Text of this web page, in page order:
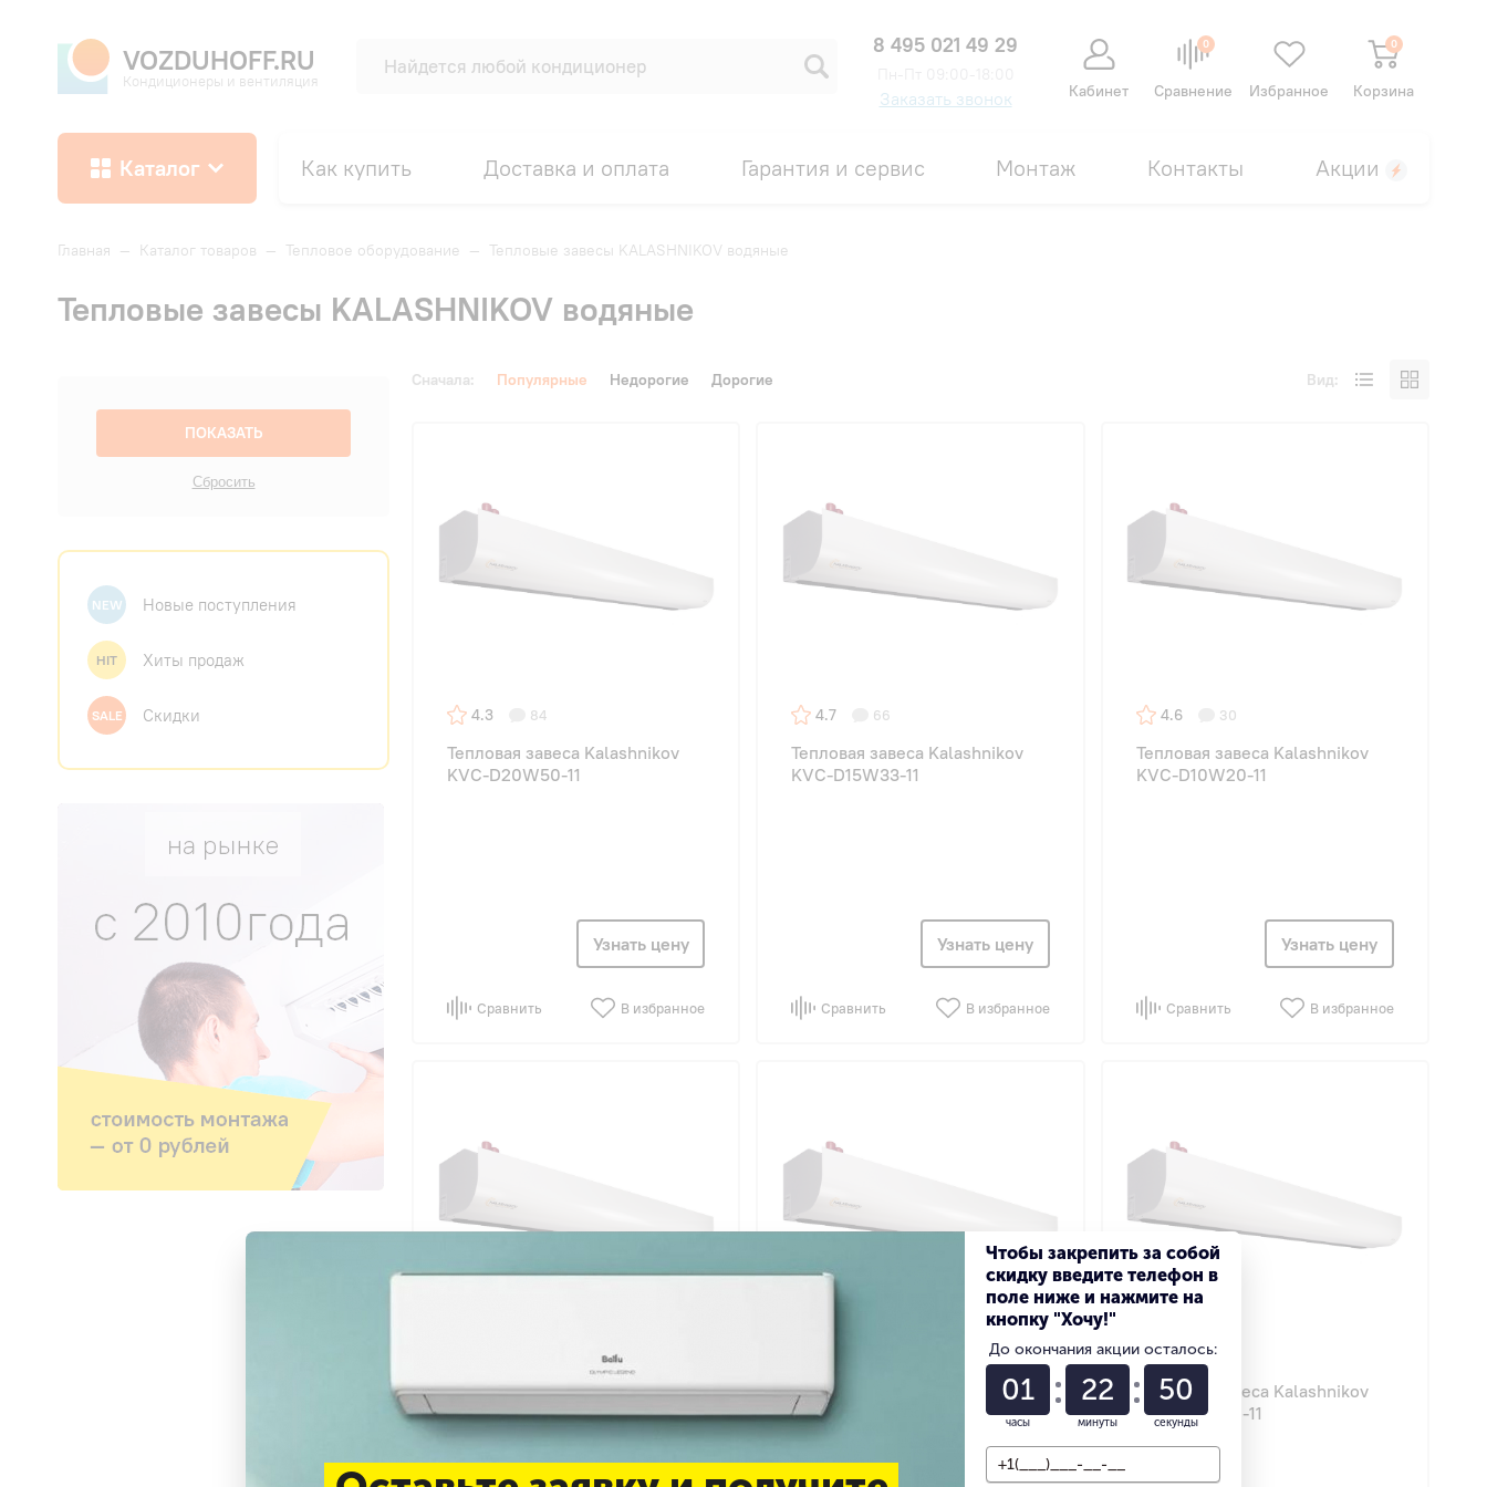
VOZDUHOFF.RU
Кондиционеры и вентиляция
8 495 021 49 29
Заказать звонок Кабинет
0
Сравнение Избранное
0
Корзина
Каталог Как купить Доставка и оплата Гарантия и сервис Монтаж Контакты Акции
Главная — Каталог товаров — Тепловое оборудование — Тепловые завесы KALASHNIKOV водяные
Тепловые завесы KALASHNIKOV водяные
NEW Новые поступления
HIT Хиты продаж
SALE Скидки
Сначала: Популярные Недорогие Дорогие Вид:
4.3 84
Тепловая завеса Kalashnikov
KVC-D20W50-11
Узнать цену
Сравнить В избранное
4.7 66
Тепловая завеса Kalashnikov
KVC-D15W33-11
Узнать цену
Сравнить В избранное
4.6 30
Тепловая завеса Kalashnikov
KVC-D10W20-11
Узнать цену
Сравнить В избранное
Тепловая завеса Kalashnikov
KVС-C20W30-11
Тепловая завеса Kalashnikov
KVС-C15W20-11
4.9
Тепловая завеса Kalashnikov
KVС-C10W12-11
Чтобы закрепить за собой
скидку введите телефон в
поле ниже и нажмите на
кнопку "Хочу!"
До окончания акции осталось:
01
часы
22
минуты
49
секунды